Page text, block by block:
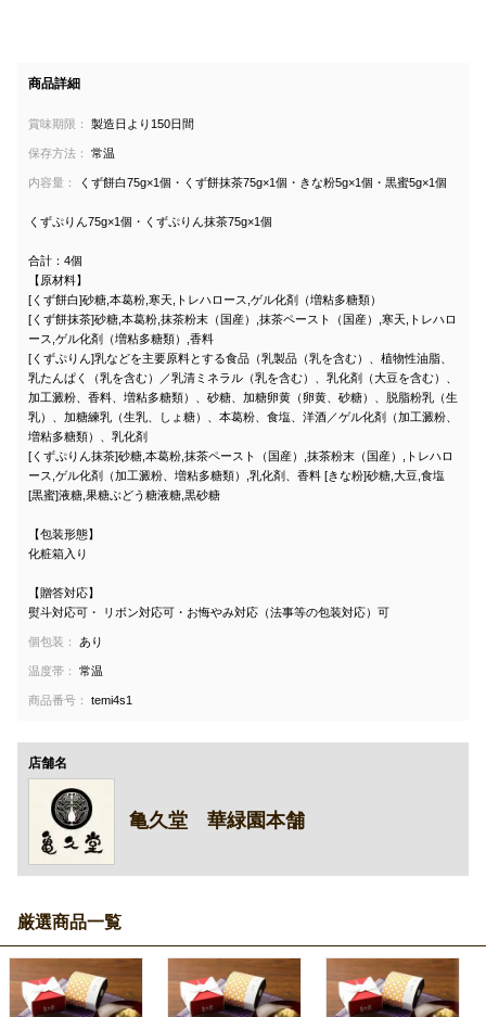
商品詳細
賞味期限： 製造日より150日間
保存方法： 常温
内容量： くず餅白75g×1個・くず餅抹茶75g×1個・きな粉5g×1個・黒蜜5g×1個
くずぷりん75g×1個・くずぷりん抹茶75g×1個
合計：4個
【原材料】
[くず餅白]砂糖,本葛粉,寒天,トレハロース,ゲル化剤（増粘多糖類）
[くず餅抹茶]砂糖,本葛粉,抹茶粉末（国産）,抹茶ペースト（国産）,寒天,トレハロ
ース,ゲル化剤（増粘多糖類）,香料
[くずぷりん]乳などを主要原料とする食品（乳製品（乳を含む）、植物性油脂、
乳たんぱく（乳を含む）／乳清ミネラル（乳を含む）、乳化剤（大豆を含む）、
加工澱粉、香料、増粘多糖類）、砂糖、加糖卵黄（卵黄、砂糖）、脱脂粉乳（生
乳）、加糖練乳（生乳、しょ糖）、本葛粉、食塩、洋酒／ゲル化剤（加工澱粉、
増粘多糖類）、乳化剤
[くずぷりん抹茶]砂糖,本葛粉,抹茶ペースト（国産）,抹茶粉末（国産）,トレハロ
ース,ゲル化剤（加工澱粉、増粘多糖類）,乳化剤、香料 [きな粉]砂糖,大豆,食塩
[黒蜜]液糖,果糖ぶどう糖液糖,黒砂糖
【包装形態】
化粧箱入り
【贈答対応】
熨斗対応可・ リボン対応可・お悔やみ対応（法事等の包装対応）可
個包装： あり
温度帯： 常温
商品番号： temi4s1
店舗名
亀久堂 華緑園本舗
厳選商品一覧